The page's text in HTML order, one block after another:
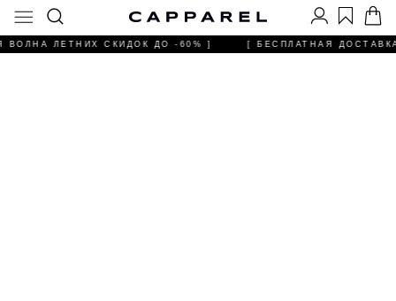
ВОЛНА ЛЕТНИХ СКИДОК ДО -60% ] [ БЕСПЛАТНАЯ